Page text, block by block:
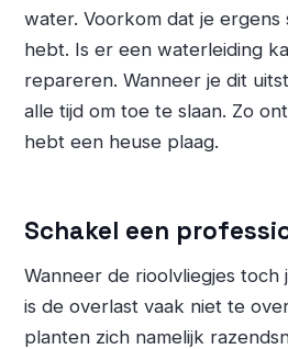
water. Voorkom dat je
hebt. Is er een waterleiding
repareren. Wanneer je dit
alle tijd om toe te slaan. Zo
hebt een heuse plaag.
Schakel een
Wanneer de rioolvliegjes
is de overlast vaak niet te
planten zich namelijk